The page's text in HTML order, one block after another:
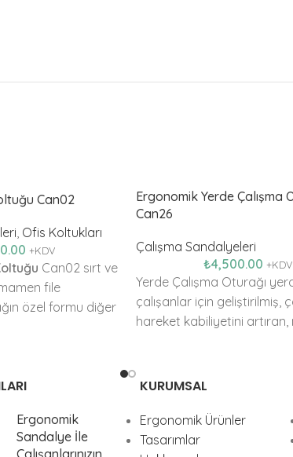
Can02
, Ofis Koltukları
+KDV
Can02 sırt ve
file
özel formu diğer
Ergonomik Yerde Çalışma
Can26
Çalışma Sandalyeleri
₺4,500.00 +KDV
Yerde Çalışma Oturağı
çalışanlar için geliştirilmiş,
hareket kabiliyetini artıran,
Ergonomik
Sandalye İle
KURUMSAL
Ergonomik Ürünler
Tasarımlar